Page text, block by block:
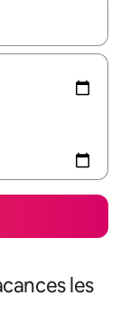
les en utilisant
les